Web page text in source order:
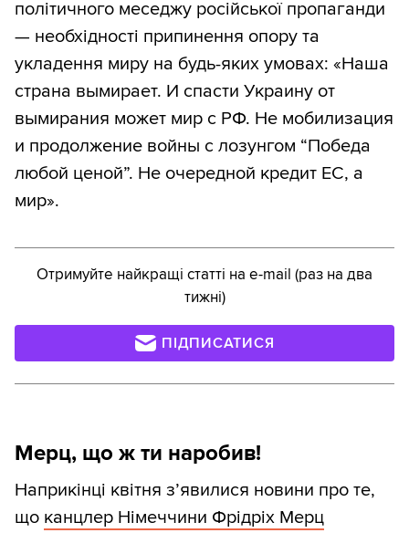
політичного меседжу російської пропаганди
— необхідності припинення опору та
укладення миру на будь-яких умовах: «Наша
страна вымирает. И спасти Украину от
вымирания может мир с РФ. Не мобилизация
и продолжение войны с лозунгом “Победа
любой ценой”. Не очередной кредит ЕС, а
мир».
Отримуйте найкращі статті на e-mail (раз на два
тижні)
ПІДПИСАТИСЯ
Мерц, що ж ти наробив!
Наприкінці квітня з’явилися новини про те,
що канцлер Німеччини Фрідріх Мерц